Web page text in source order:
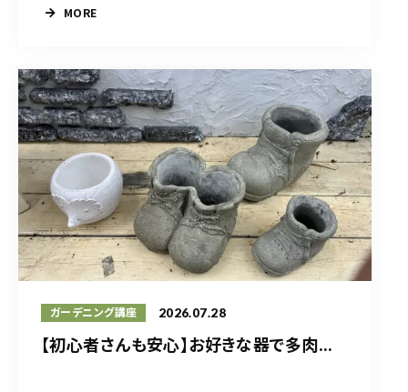
MORE
ガーデニング講座 2026.07.28
【初心者さんも安心】お好きな器で多肉...